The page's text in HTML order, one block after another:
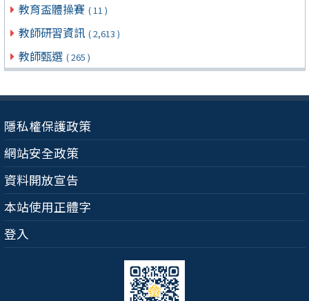
教育盃體操賽 ( 11 )
教師研習資訊 ( 2,613 )
教師甄選 ( 265 )
隱私權保護政策
網站安全政策
資料開放宣告
本站使用正體字
登入